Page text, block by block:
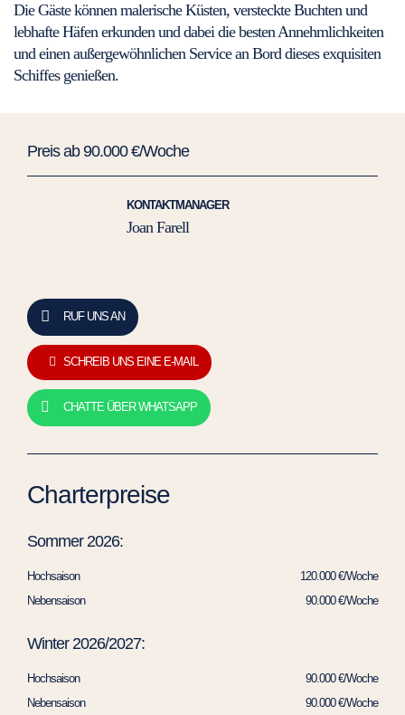
Die Gäste können malerische Küsten, versteckte Buchten und
lebhafte Häfen erkunden und dabei die besten Annehmlichkeiten
und einen außergewöhnlichen Service an Bord dieses exquisiten
Schiffes genießen.
Preis ab 90.000 €/Woche
KONTAKTMANAGER
Joan Farell
RUF UNS AN
SCHREIB UNS EINE E-MAIL
CHATTE ÜBER WHATSAPP
Charterpreise
Sommer 2026:
Hochsaison
120.000 €/Woche
Nebensaison
90.000 €/Woche
Winter 2026/2027:
Hochsaison
90.000 €/Woche
Nebensaison
90.000 €/Woche